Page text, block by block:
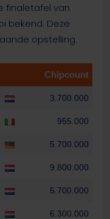
finaletafel van
bekend. Deze
opstelling.
Chipcount
3.700.000
955.000
5.700.000
9.800.000
5.700.000
6.300.000